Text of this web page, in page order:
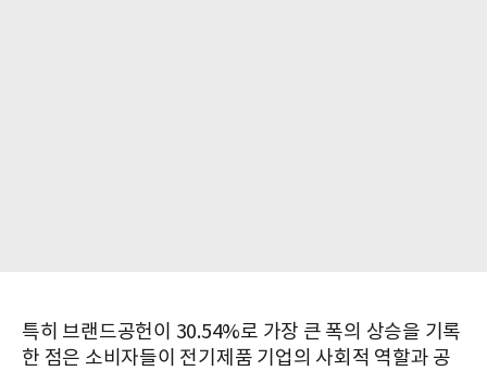
특히 브랜드공헌이 30.54%로 가장 큰 폭의 상승을 기록
한 점은 소비자들이 전기제품 기업의 사회적 역할과 공